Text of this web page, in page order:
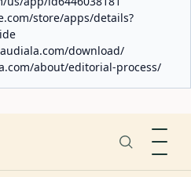
store/apps/details?
audiala.com/download/
about/editorial-process/